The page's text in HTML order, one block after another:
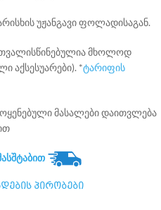
უჟანგავიფოლადისაგან.
მხოლოდ
აქსესუარები). *ტარიფის
მასალები დაითვლება
პირობები